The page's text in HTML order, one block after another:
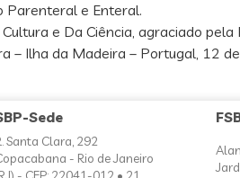
Parenteral e Enteral.
e Da Ciência, agraciado pela
– Ilha da Madeira – Portugal, 12
Sede
Santa Clara, 292
- Rio de Janeiro